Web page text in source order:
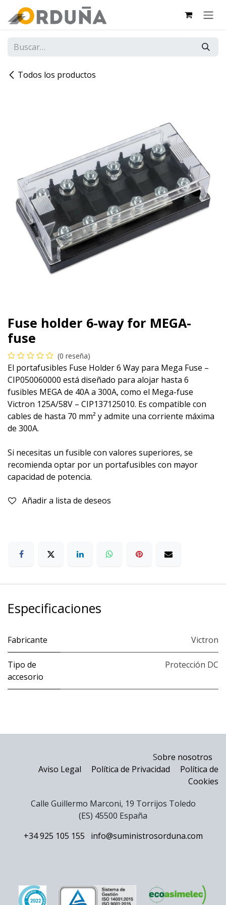
Todos los productos
Fuse holder 6-way for MEGA-
fuse
(0 reseña)
El portafusibles Fuse Holder 6 Way para Mega Fuse –
CIP050060000 está diseñado para alojar hasta 6
fusibles MEGA de 40A a 300A, como el Mega-fuse
Victron 125A/58V – CIP137125010. Es compatible con
cables de hasta 70 mm² y admite una corriente máxima
de 300A.
Si necesitas un fusible con valores superiores, se
recomienda optar por un portafusibles con mayor
capacidad de potencia.
Añadir a lista de deseos
Especificaciones
Fabricante Victron
Tipo de
accesorio
Protección DC
Sobre nosotros
Aviso Legal
Política de Privacidad
Política de
Cookies
Calle Guillermo Marconi, 19 Torrijos Toledo
(ES) 45500 España
+34 925 105 155
info@suministrosorduna.com